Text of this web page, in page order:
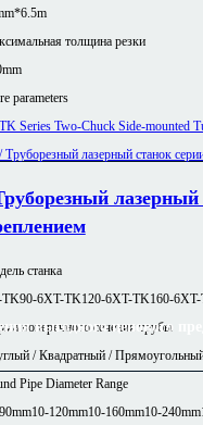
толщина резки
parameters
станка
6XT-TK120-6XT-TK160-6XT-
поперечного сечения трубы
/ Квадратный /
Pipe Diameter Range
10-120mm10-160mm10-240mm
выгодного ценового